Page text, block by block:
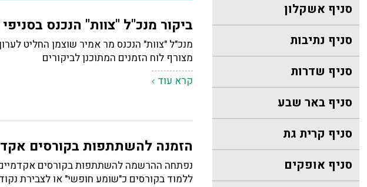
סניף אשקלון
סניף נתיבות
סניף שדרות
סניף באר שבע
סניף קרית גת
סניף אופקים
ביקור מנכ"ל "צוות" הנכנס
מנכ"ל "צוות" הנכנס מר אמיר שוצמן החליט
מצורף לוח הזמנים המתוכנן לביקורים
קרא עוד
הזמנה להשתתפות בקורסים
נפתחה ההרשמה להשתתפות בקורסים אקדמיים
ללמוד בקורסים כ"שומע חופשי" או לצבירת